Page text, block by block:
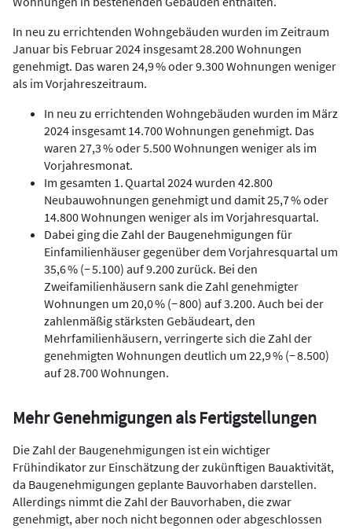
In neu zu errichtenden Wohngebäuden wurden im Zeitraum
Januar bis Februar 2024 insgesamt 28.200 Wohnungen
genehmigt. Das waren 24,9 % oder 9.300 Wohnungen weniger
als im Vorjahreszeitraum.
In neu zu errichtenden Wohngebäuden wurden im März
2024 insgesamt 14.700 Wohnungen genehmigt. Das
waren 27,3 % oder 5.500 Wohnungen weniger als im
Vorjahresmonat.
Im gesamten 1. Quartal 2024 wurden 42.800
Neubauwohnungen genehmigt und damit 25,7 % oder
14.800 Wohnungen weniger als im Vorjahresquartal.
Dabei ging die Zahl der Baugenehmigungen für
Einfamilienhäuser gegenüber dem Vorjahresquartal um
35,6 % (− 5.100) auf 9.200 zurück. Bei den
Zweifamilienhäusern sank die Zahl genehmigter
Wohnungen um 20,0 % (− 800) auf 3.200. Auch bei der
zahlenmäßig stärksten Gebäudeart, den
Mehrfamilienhäusern, verringerte sich die Zahl der
genehmigten Wohnungen deutlich um 22,9 % (− 8.500)
auf 28.700 Wohnungen.
Mehr Genehmigungen als Fertigstellungen
Die Zahl der Baugenehmigungen ist ein wichtiger
Frühindikator zur Einschätzung der zukünftigen Bauaktivität,
da Baugenehmigungen geplante Bauvorhaben darstellen.
Allerdings nimmt die Zahl der Bauvorhaben, die zwar
genehmigt, aber noch nicht begonnen oder abgeschlossen